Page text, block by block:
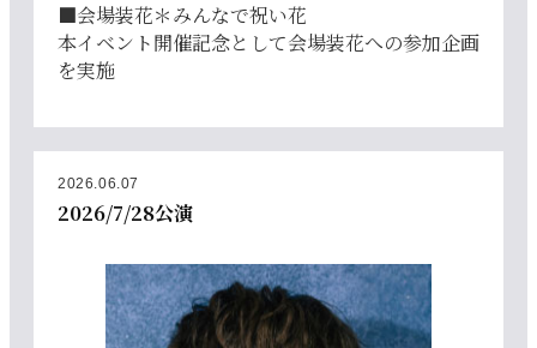
■会場装花＊みんなで祝い花
本イベント開催記念として会場装花への参加企画
を実施
2026.06.07
2026/7/28公演